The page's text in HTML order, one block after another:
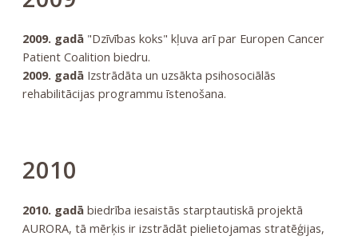
2009. gadā"Dzīvības koks" kļuva arī par Europen Cancer
Patient Coalition biedru.
2009. gadāIzstrādāta un uzsākta psihosociālās
rehabilitācijas programmu īstenošana.
2010
2010. gadābiedrība iesaistās starptautiskā projektā
AURORA, tā mērķis ir izstrādāt pielietojamas stratēģijas,